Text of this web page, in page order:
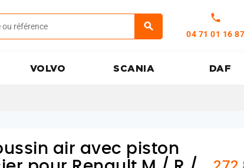
call
04 71 01 16
VOLVO SCANIA DAF
air avec piston